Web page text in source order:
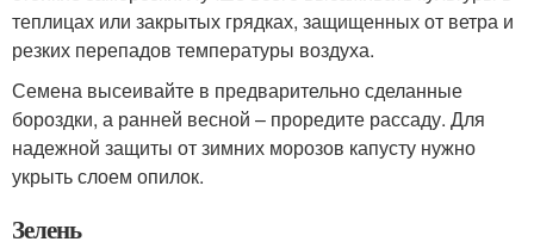
теплицах или закрытых грядках, защищенных от ветра и
резких перепадов температуры воздуха.
Семена высеивайте в предварительно сделанные
бороздки, а ранней весной – проредите рассаду. Для
надежной защиты от зимних морозов капусту нужно
укрыть слоем опилок.
Зелень